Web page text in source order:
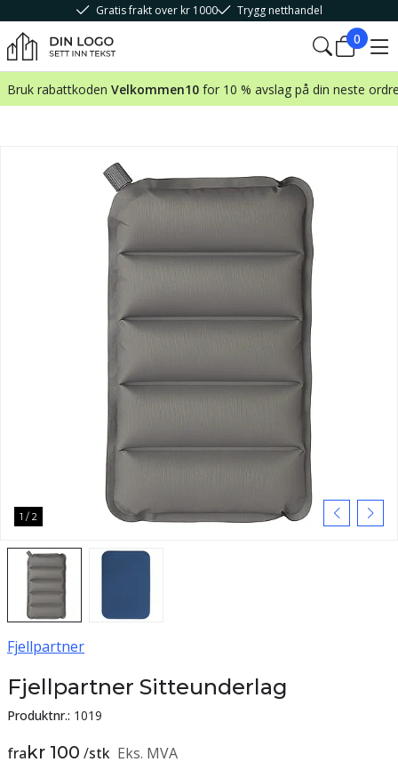
Gratis frakt over kr 1000 Trygg netthandel
0
Bruk rabattkoden Velkommen10 for 10 % avslag på din neste
1 / 2
Fjellpartner
Fjellpartner Sitteunderlag
Produktnr.: 1019
fra kr 100 /stk Eks. MVA